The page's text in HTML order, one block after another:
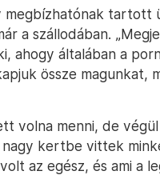
megbízhatónak tartott
a szállodában.
ahogy általában a
össze magunkat,
volna menni, de
nagy kertbe vittek
az egész, és ami a